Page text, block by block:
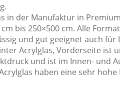
in der Manufaktur in
bis 250×500 cm. Alle
und gut geeignet auch für
Acrylglas, Vorderseite ist
und ist im Innen- und
haben eine sehr